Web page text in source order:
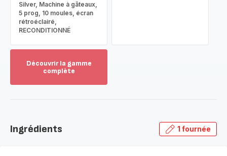
Silver, Machine à gâteaux,
5 prog, 10 moules, écran
rétroéclairé,
RECONDITIONNÉ
Découvrir la gamme
complète
gamme
Ingrédients 1 fournée